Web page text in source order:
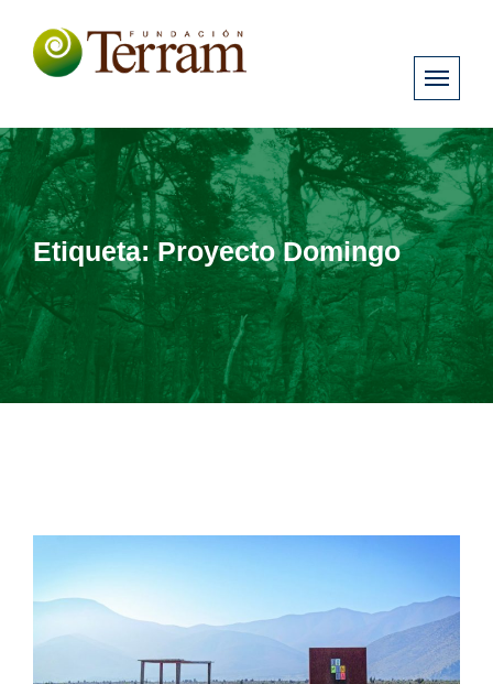
Etiqueta:Proyecto Domingo